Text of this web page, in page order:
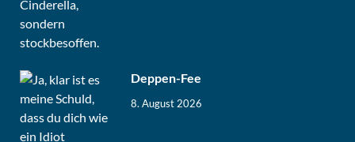
Deppen-Fee
8. August 2026